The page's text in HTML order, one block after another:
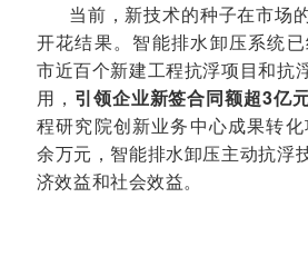
当前， 新技术的种子在市场
开花结果。智能排水卸压系统
市近百个新建工程抗浮项目和抗
用， 引领企业新签合同额超3亿
程研究院创新业务中心成果转
余万元，智能排水卸压主动抗浮
济效益和社会效益。